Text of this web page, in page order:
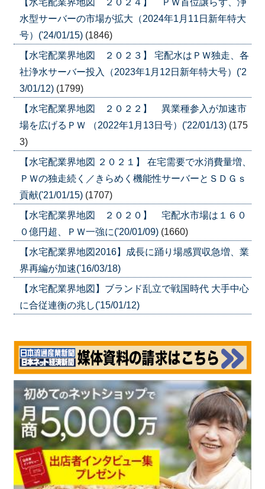
水型サーバーの市場が拡大（2024年1月11日新年特大
号）('24/01/15) (1846)
【水宅配業界地図 ２０２３】 宅配水はＰＷ独走、各
社浄水サーバー投入（2023年1月12日新年特大号）('2
3/01/12) (1799)
【水宅配業界地図 ２０２２】 異業種参入が加速市
場を広げるＰＷ （2022年1月13日号）('22/01/13) (175
3)
【水宅配業界地図 ２０２１】 在宅需要で水消費量増、
ＰＷの独走続く／きらめく機能性サーバーとＳＤＧｓ
貢献('21/01/15) (1707)
【水宅配業界地図 ２０２０】 宅配水市場は１６０
０億円超、ＰＷ一強に('20/01/09) (1660)
【水宅配業界地図2016】成長に踊り場感買収急増、業
界再編が加速('16/03/18)
【水宅配業界地図】ブランド乱立で戦国時代 大手中心
に合従連衡の兆し('15/01/12)